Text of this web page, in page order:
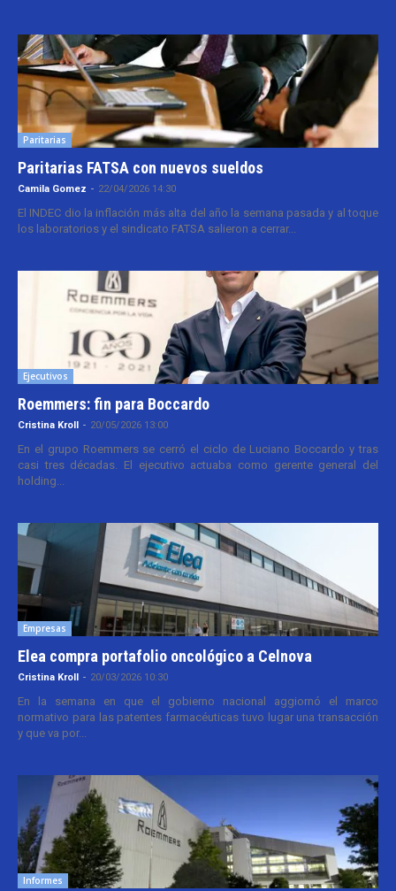
Paritarias
Paritarias FATSA con nuevos sueldos
Camila Gomez - 22/04/2026 14:30
El INDEC dio la inflación más alta del año la semana pasada y al toque
los laboratorios y el sindicato FATSA salieron a cerrar...
Ejecutivos
Roemmers: fin para Boccardo
Cristina Kroll - 20/05/2026 13:00
En el grupo Roemmers se cerró el ciclo de Luciano Boccardo y tras
casi tres décadas. El ejecutivo actuaba como gerente general del
holding...
Empresas
Elea compra portafolio oncológico a Celnova
Cristina Kroll - 20/03/2026 10:30
En la semana en que el gobierno nacional aggiornó el marco
normativo para las patentes farmacéuticas tuvo lugar una transacción
y que va por...
Informes